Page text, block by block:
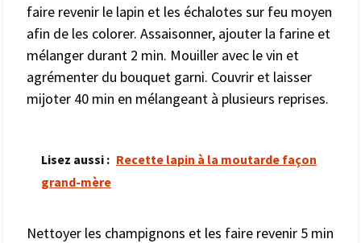
faire revenir le lapin et les échalotes sur feu moyen
afin de les colorer. Assaisonner, ajouter la farine et
mélanger durant 2 min. Mouiller avec le vin et
agrémenter du bouquet garni. Couvrir et laisser
mijoter 40 min en mélangeant à plusieurs reprises.
Lisez aussi : Recette lapin à la moutarde façon
grand-mère
Nettoyer les champignons et les faire revenir 5 min